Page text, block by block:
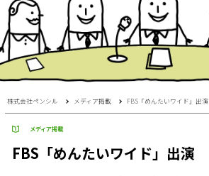
株式会社ペンシル メディア掲載 FBS「めんたいワイド」出演
メディア掲載
FBS「めんたいワイド」出演